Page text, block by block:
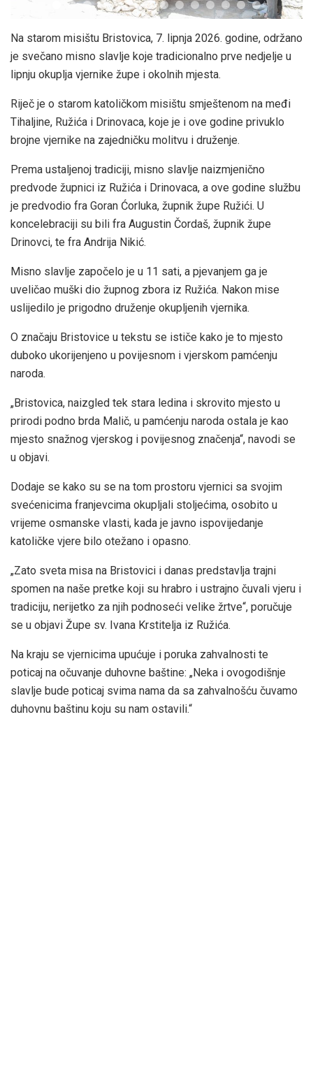
Na starom misištu Bristovica, 7. lipnja 2026. godine, održano
je svečano misno slavlje koje tradicionalno prve nedjelje u
lipnju okuplja vjernike župe i okolnih mjesta.
Riječ je o starom katoličkom misištu smještenom na međi
Tihaljine, Ružića i Drinovaca, koje je i ove godine privuklo
brojne vjernike na zajedničku molitvu i druženje.
Prema ustaljenoj tradiciji, misno slavlje naizmjenično
predvode župnici iz Ružića i Drinovaca, a ove godine službu
je predvodio fra Goran Ćorluka, župnik župe Ružići. U
koncelebraciji su bili fra Augustin Čordaš, župnik župe
Drinovci, te fra Andrija Nikić.
Misno slavlje započelo je u 11 sati, a pjevanjem ga je
uveličao muški dio župnog zbora iz Ružića. Nakon mise
uslijedilo je prigodno druženje okupljenih vjernika.
O značaju Bristovice u tekstu se ističe kako je to mjesto
duboko ukorijenjeno u povijesnom i vjerskom pamćenju
naroda.
„Bristovica, naizgled tek stara ledina i skrovito mjesto u
prirodi podno brda Malič, u pamćenju naroda ostala je kao
mjesto snažnog vjerskog i povijesnog značenja“, navodi se
u objavi.
Dodaje se kako su se na tom prostoru vjernici sa svojim
svećenicima franjevcima okupljali stoljećima, osobito u
vrijeme osmanske vlasti, kada je javno ispovijedanje
katoličke vjere bilo otežano i opasno.
„Zato sveta misa na Bristovici i danas predstavlja trajni
spomen na naše pretke koji su hrabro i ustrajno čuvali vjeru i
tradiciju, nerijetko za njih podnoseći velike žrtve“, poručuje
se u objavi Župe sv. Ivana Krstitelja iz Ružića.
Na kraju se vjernicima upućuje i poruka zahvalnosti te
poticaj na očuvanje duhovne baštine: „Neka i ovogodišnje
slavlje bude poticaj svima nama da sa zahvalnošću čuvamo
duhovnu baštinu koju su nam ostavili.“